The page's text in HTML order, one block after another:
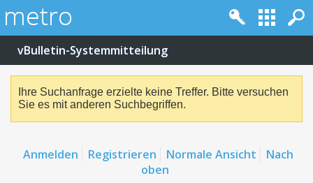
vBulletin-Systemmitteilung
Ihre Suchanfrage erzielte keine Treffer. Bitte versuchen
Sie es mit anderen Suchbegriffen.
Anmelden Registrieren Normale Ansicht
Nach
oben